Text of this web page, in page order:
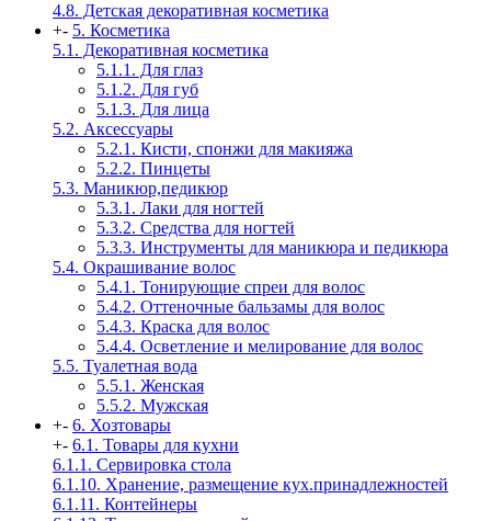
4.8. Детская декоративная косметика
+- 5. Косметика
5.1. Декоративная косметика
5.1.1. Для глаз
5.1.2. Для губ
5.1.3. Для лица
5.2. Аксессуары
5.2.1. Кисти, спонжи для макияжа
5.2.2. Пинцеты
5.3. Маникюр,педикюр
5.3.1. Лаки для ногтей
5.3.2. Средства для ногтей
5.3.3. Инструменты для маникюра и педикюра
5.4. Окрашивание волос
5.4.1. Тонирующие спреи для волос
5.4.2. Оттеночные бальзамы для волос
5.4.3. Краска для волос
5.4.4. Осветление и мелирование для волос
5.5. Туалетная вода
5.5.1. Женская
5.5.2. Мужская
+- 6. Хозтовары
+- 6.1. Товары для кухни
6.1.1. Сервировка стола
6.1.10. Хранение, размещение кух.принадлежностей
6.1.11. Контейнеры